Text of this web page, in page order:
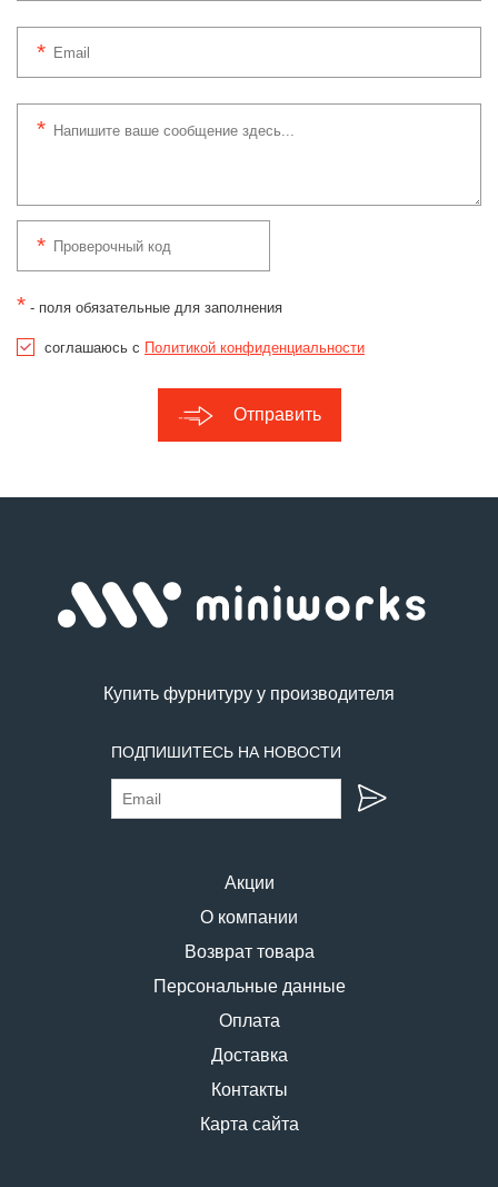
* - поля обязательные для заполнения
соглашаюсь с Политикой конфиденциальности
Отправить
Купить фурнитуру у производителя
ПОДПИШИТЕСЬ НА НОВОСТИ
Акции
О компании
Возврат товара
Персональные данные
Оплата
Доставка
Контакты
Карта сайта